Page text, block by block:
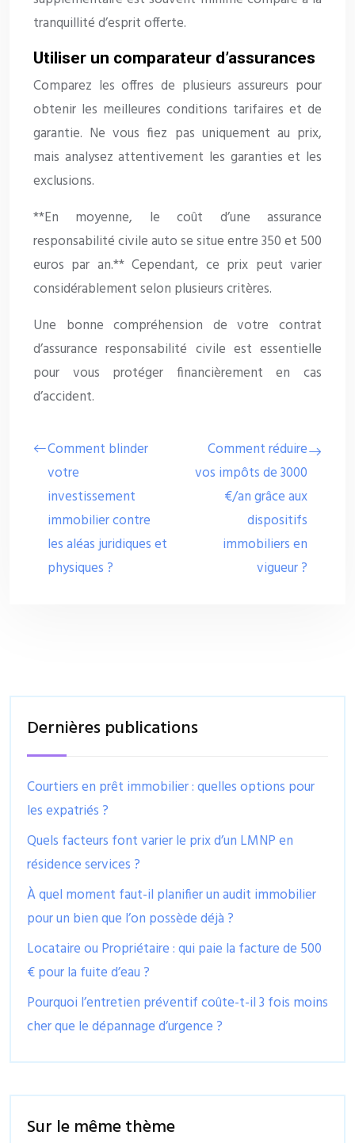
tranquillité d’esprit offerte.
Utiliser un comparateur d’assurances
Comparez les offres de plusieurs assureurs pour
obtenir les meilleures conditions tarifaires et de
garantie. Ne vous fiez pas uniquement au prix,
mais analysez attentivement les garanties et les
exclusions.
**En moyenne, le coût d’une assurance
responsabilité civile auto se situe entre 350 et 500
euros par an.** Cependant, ce prix peut varier
considérablement selon plusieurs critères.
Une bonne compréhension de votre contrat
d’assurance responsabilité civile est essentielle
pour vous protéger financièrement en cas
d’accident.
Comment blinder
votre
investissement
immobilier contre
les aléas juridiques et
physiques ?
Comment réduire
vos impôts de 3000
€/an grâce aux
dispositifs
immobiliers en
vigueur ?
Dernières publications
Courtiers en prêt immobilier : quelles options pour
les expatriés ?
Quels facteurs font varier le prix d’un LMNP en
résidence services ?
À quel moment faut-il planifier un audit immobilier
pour un bien que l’on possède déjà ?
Locataire ou Propriétaire : qui paie la facture de 500
€ pour la fuite d’eau ?
Pourquoi l’entretien préventif coûte-t-il 3 fois moins
cher que le dépannage d’urgence ?
Sur le même thème